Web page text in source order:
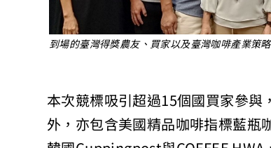
到場的臺灣得獎農友、買家以及臺灣咖啡產業策
本次競標吸引超過15個國買家參
外，亦包含美國精品咖啡指標藍